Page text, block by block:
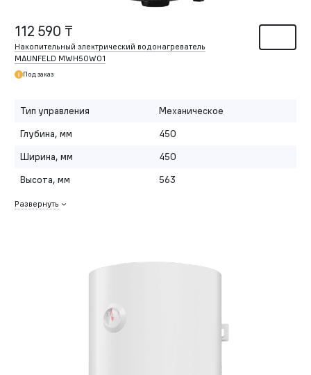
112 590 ₸
Накопительный электрический водонагреватель
MAUNFELD MWH50W01
Под заказ
Тип управления
Механическое
Глубина, мм
450
Ширина, мм
450
Высота, мм
563
Развернуть